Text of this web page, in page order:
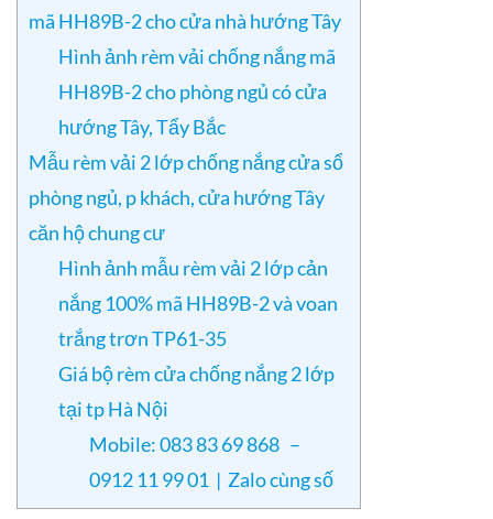
mã HH89B-2 cho cửa nhà hướng Tây
Hình ảnh rèm vải chống nắng mã
HH89B-2 cho phòng ngủ có cửa
hướng Tây, Tẩy Bắc
Mẫu rèm vải 2 lớp chống nắng cửa sổ
phòng ngủ, p khách, cửa hướng Tây
căn hộ chung cư
Hình ảnh mẫu rèm vải 2 lớp cản
nắng 100% mã HH89B-2 và voan
trắng trơn TP61-35
Giá bộ rèm cửa chống nắng 2 lớp
tại tp Hà Nội
Mobile: 083 83 69 868 –
0912 11 99 01 | Zalo cùng số